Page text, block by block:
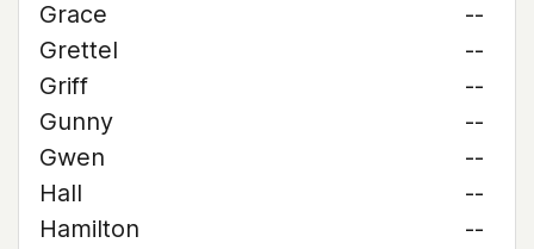
Grace
--
Grettel
--
Griff
--
Gunny
--
Gwen
--
Hall
--
Hamilton
--